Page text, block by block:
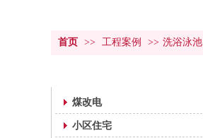
首页 >> 工程案例 >> 洗浴泳池
煤改电
小区住宅